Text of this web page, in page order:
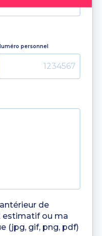
personnel
de
estimatif ou ma
(jpg, gif, png, pdf)